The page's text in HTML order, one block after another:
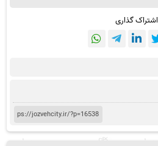
اشتراک گذاری